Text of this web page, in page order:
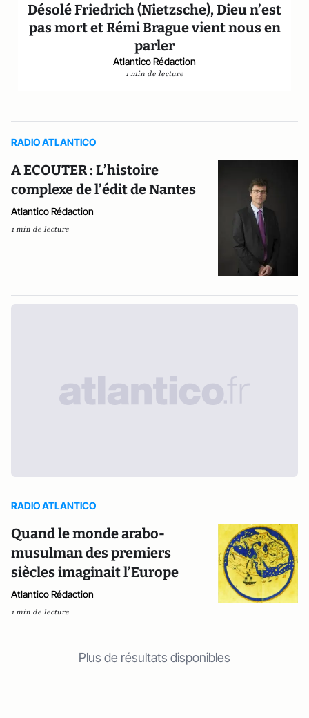
Désolé Friedrich (Nietzsche), Dieu n’est
pas mort et Rémi Brague vient nous en
parler
Atlantico Rédaction
1 min de lecture
RADIO ATLANTICO
A ECOUTER : L’histoire
complexe de l’édit de Nantes
Atlantico Rédaction
1 min de lecture
RADIO ATLANTICO
Quand le monde arabo-
musulman des premiers
siècles imaginait l’Europe
Atlantico Rédaction
1 min de lecture
Plus de résultats disponibles